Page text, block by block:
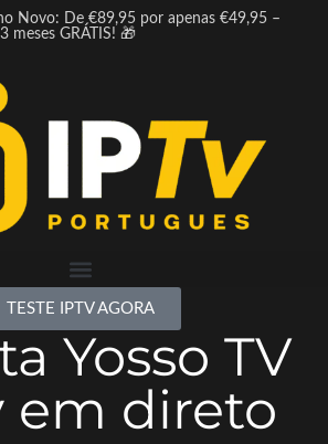
Novo: De €89,95 por apenas €49,95 –
meses GRÁTIS! 🎁
TESTE IPTV AGORA
Yosso TV
em direto